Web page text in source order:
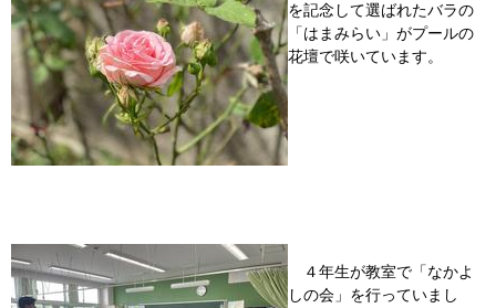
を記念して選ばれたバラの
「はまみらい」がプールの
花壇で咲いています。
４年生が教室で「なかよ
しの会」を行っていまし